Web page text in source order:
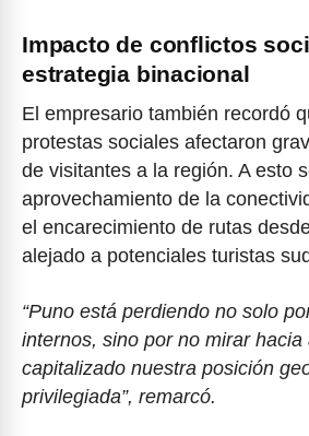
Impacto de conflictos
estrategia binacional
El empresario también recordó
protestas sociales afectaron
de visitantes a la región. A esto
aprovechamiento de la
el encarecimiento de rutas
alejado a potenciales turistas
“Puno está perdiendo no solo
internos, sino por no mirar
capitalizado nuestra posición
privilegiada”, remarcó.